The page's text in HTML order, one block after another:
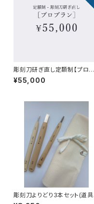
彫刻刀研ぎ直し定額制【プロプ
ラン】
¥55,000
彫刻刀よりどり3本セット(道具
袋付)